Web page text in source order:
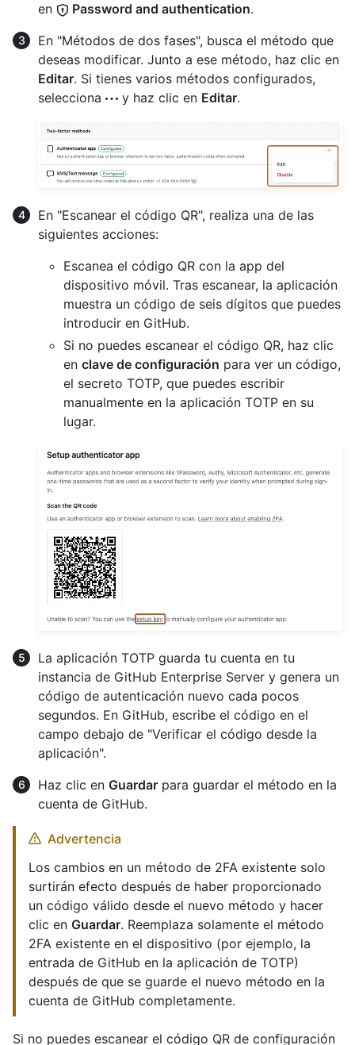
en
Password and authentication.
En "Métodos de dos fases", busca el método que
deseas modificar. Junto a ese método, haz clic en
Editar. Si tienes varios métodos configurados,
selecciona
y haz clic en Editar.
En "Escanear el código QR", realiza una de las
siguientes acciones:
Escanea el código QR con la app del
dispositivo móvil. Tras escanear, la aplicación
muestra un código de seis dígitos que puedes
introducir en GitHub.
Si no puedes escanear el código QR, haz clic
en clave de configuración para ver un código,
el secreto TOTP, que puedes escribir
manualmente en la aplicación TOTP en su
lugar.
La aplicación TOTP guarda tu cuenta en tu
instancia de GitHub Enterprise Server y genera un
código de autenticación nuevo cada pocos
segundos. En GitHub, escribe el código en el
campo debajo de "Verificar el código desde la
aplicación".
Haz clic en Guardar para guardar el método en la
cuenta de GitHub.
Advertencia
Los cambios en un método de 2FA existente solo
surtirán efecto después de haber proporcionado
un código válido desde el nuevo método y hacer
clic en Guardar. Reemplaza solamente el método
2FA existente en el dispositivo (por ejemplo, la
entrada de GitHub en la aplicación de TOTP)
después de que se guarde el nuevo método en la
cuenta de GitHub completamente.
Si no puedes escanear el código QR de configuración